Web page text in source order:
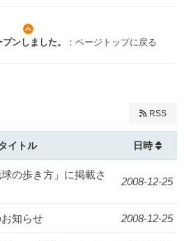
ンしました。 ：ページトップに戻る
RSS
イトル 日時
の歩き方」に掲載さ
2008-12-25
知らせ 2008-12-25